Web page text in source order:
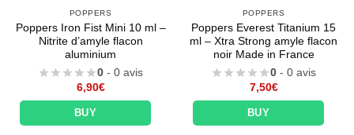
POPPERS
Poppers Iron Fist Mini 10 ml –
Nitrite d’amyle flacon
aluminium
0 - 0 avis
6,90€
BUY
POPPERS
Poppers Everest Titanium 15
ml – Xtra Strong amyle flacon
noir Made in France
0 - 0 avis
7,50€
BUY